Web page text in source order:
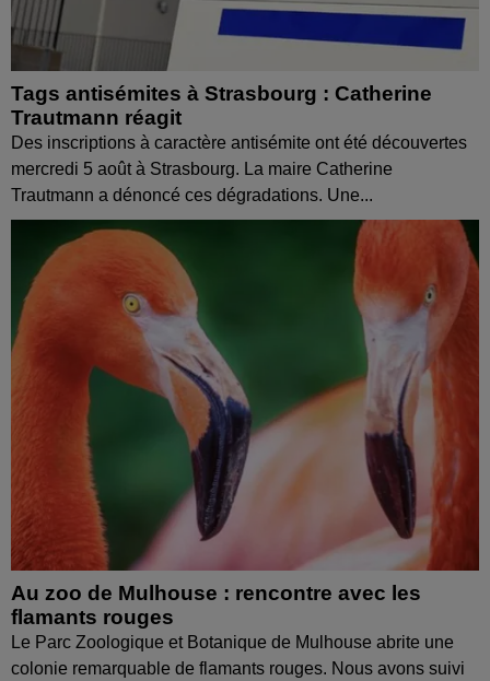
Tags antisémites à Strasbourg : Catherine
Trautmann réagit
Des inscriptions à caractère antisémite ont été découvertes
mercredi 5 août à Strasbourg. La maire Catherine
Trautmann a dénoncé ces dégradations. Une...
Au zoo de Mulhouse : rencontre avec les
flamants rouges
Le Parc Zoologique et Botanique de Mulhouse abrite une
colonie remarquable de flamants rouges. Nous avons suivi